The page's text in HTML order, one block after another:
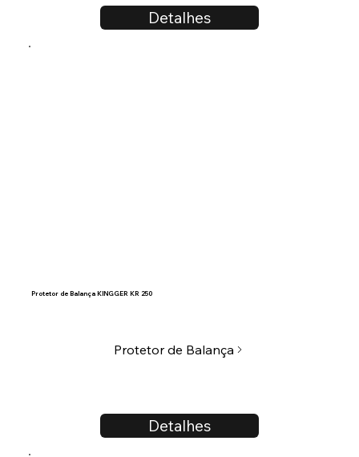
Detalhes
Protetor de Balança KINGGER KR 250
Detalhes
Protetor de Balança